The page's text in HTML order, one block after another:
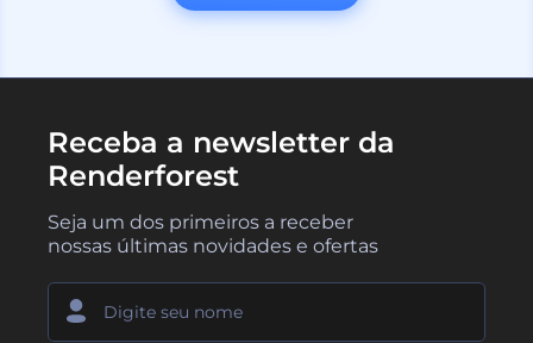
Receba a newsletter da
Renderforest
Seja um dos primeiros a receber
nossas últimas novidades e ofertas